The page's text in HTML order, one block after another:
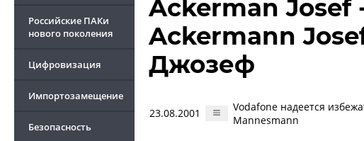
Российские ПАКи
нового поколения
Цифровизация
Импортозамещение
Безопасность
Ackerman
Ackermann
Джозеф
23.08.2001
Vodafone надеется
Мannesmann